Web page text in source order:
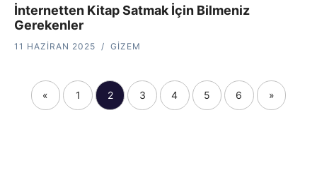
İnternetten Kitap Satmak İçin Bilmeniz
Gerekenler
11 HAZIRAN 2025 GIZEM
« 1 2 3 4 5 6 »